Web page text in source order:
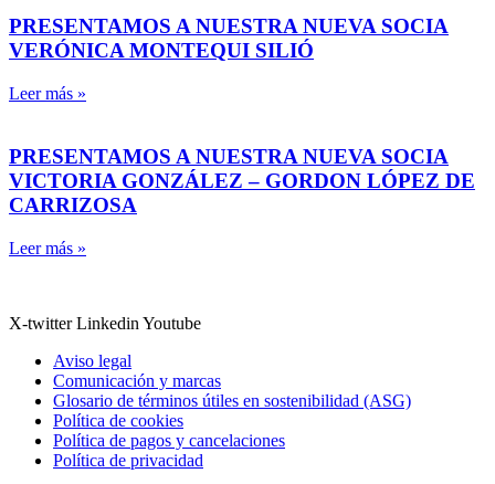
PRESENTAMOS A NUESTRA NUEVA SOCIA
VERÓNICA MONTEQUI SILIÓ
Leer más »
PRESENTAMOS A NUESTRA NUEVA SOCIA
VICTORIA GONZÁLEZ – GORDON LÓPEZ DE
CARRIZOSA
Leer más »
X-twitter Linkedin Youtube
Aviso legal
Comunicación y marcas
Glosario de términos útiles en sostenibilidad (ASG)
Política de cookies
Política de pagos y cancelaciones
Política de privacidad